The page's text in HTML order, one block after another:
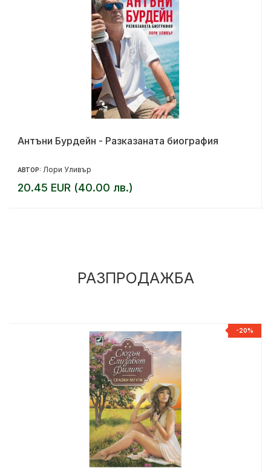
Антъни Бурдейн - Разказаната биография
АВТОР: Лори Уливър
20.45 EUR (40.00 лв.)
РАЗПРОДАЖБА
-20%